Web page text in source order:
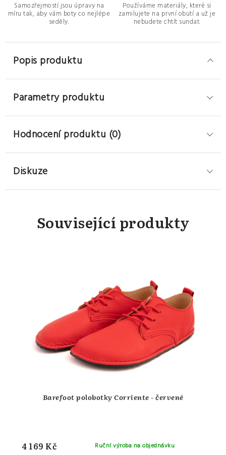
Samozřejmostí jsou úpravy na
míru tak, aby vám boty co nejlépe
seděly.
Používáme materiály, které si
zamilujete na první obutí a už je
nebudete chtít sundat.
Popis produktu
Parametry produktu
Hodnocení produktu (0)
Diskuze
Související produkty
Barefoot polobotky Corriente - červené
Ruční výroba na objednávku
4 169 Kč